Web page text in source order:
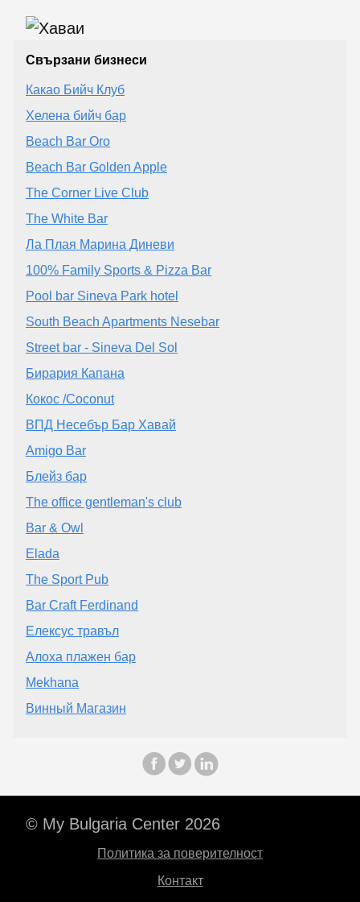
Свързани бизнеси
Какао Бийч Клуб
Хелена бийч бар
Beach Bar Oro
Beach Bar Golden Apple
The Corner Live Club
The White Bar
Ла Плая Марина Диневи
100% Family Sports & Pizza Bar
Pool bar Sineva Park hotel
South Beach Apartments Nesebar
Street bar - Sineva Del Sol
Бирария Капана
Кокос /Coconut
ВПД Несебър Бар Хавай
Amigo Bar
Блейз бар
The office gentleman's club
Bar & Owl
Elada
The Sport Pub
Bar Craft Ferdinand
Елексус травъл
Алоха плажен бар
Mekhana
Винный Магазин
© My Bulgaria Center 2026
Политика за поверителност
Контакт